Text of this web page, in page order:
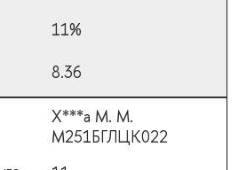
11%
8.36
Х***а М. М.
М251БГЛЦК022